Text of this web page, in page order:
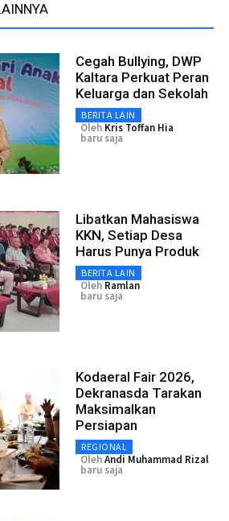
Cegah Bullying, DWP
Kaltara Perkuat Peran
Keluarga dan Sekolah
BERITA LAIN
Oleh Kris Toffan Hia
baru saja
Libatkan Mahasiswa
KKN, Setiap Desa
Harus Punya Produk
BERITA LAIN
Oleh Ramlan
baru saja
Kodaeral Fair 2026,
Dekranasda Tarakan
Maksimalkan
Persiapan
REGIONAL
OlehAndi Muhammad Rizal
baru saja